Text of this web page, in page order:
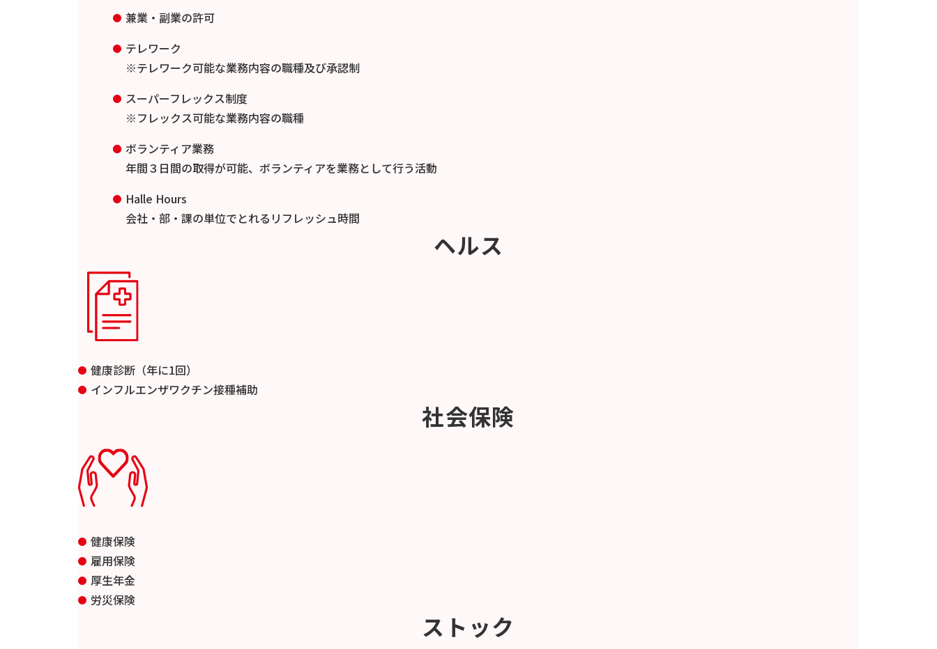
兼業・副業の許可
テレワーク
※テレワーク可能な業務内容の職種及び承認制
スーパーフレックス制度
※フレックス可能な業務内容の職種
ボランティア業務
年間３日間の取得が可能、ボランティアを業務として行う活動
Halle Hours
会社・部・課の単位でとれるリフレッシュ時間
ヘルス
健康診断（年に1回）
インフルエンザワクチン接種補助
社会保険
健康保険
雇用保険
厚生年金
労災保険
ストック